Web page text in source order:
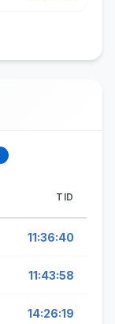
TID
11:36:40
11:43:58
14:26:19